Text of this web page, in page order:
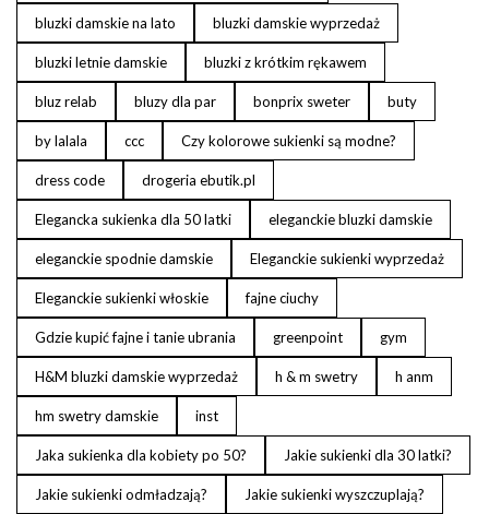
bluzki damskie na lato bluzki damskie wyprzedaż
bluzki letnie damskie bluzki z krótkim rękawem
bluz relab bluzy dla par bonprix sweter buty
by lalala ccc Czy kolorowe sukienki są modne?
dress code drogeria ebutik.pl
Elegancka sukienka dla 50 latki eleganckie bluzki damskie
eleganckie spodnie damskie Eleganckie sukienki wyprzedaż
Eleganckie sukienki włoskie fajne ciuchy
Gdzie kupić fajne i tanie ubrania greenpoint gym
H&M bluzki damskie wyprzedaż h & m swetry h anm
hm swetry damskie inst
Jaka sukienka dla kobiety po 50? Jakie sukienki dla 30 latki?
Jakie sukienki odmładzają? Jakie sukienki wyszczuplają?